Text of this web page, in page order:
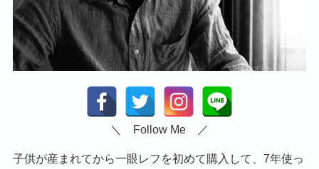
＼ Follow Me ／
子供が産まれてから一眼レフを初めて購入して、7年使っ